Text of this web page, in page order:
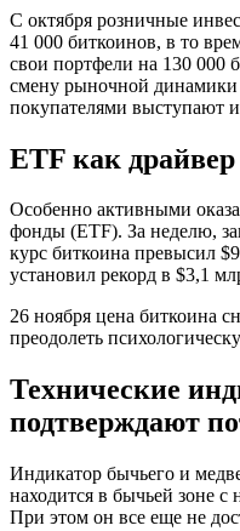
С октября розничные
41 000 биткоинов, в то
свои портфели на 130 000
смену рыночной
покупателями выступают
ETF как драйвер
Особенно активными
фонды (ETF). За неделю,
курс биткоина превысил
установил рекорд в $3,1
26 ноября цена биткоина
преодолеть
Технические
подтверждают
Индикатор бычьего и
находится в бычьей зоне с
При этом он все еще не